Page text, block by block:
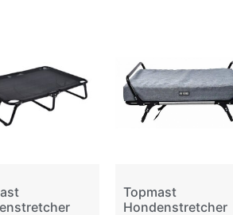
Topmast
Hondenstretcher